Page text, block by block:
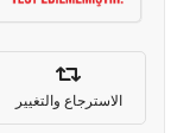
الاسترجاع والتغيير